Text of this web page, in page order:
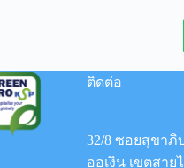
ติดต่อ
32/8 ซอยสุขาภิ
ออเงิน เขตสาย